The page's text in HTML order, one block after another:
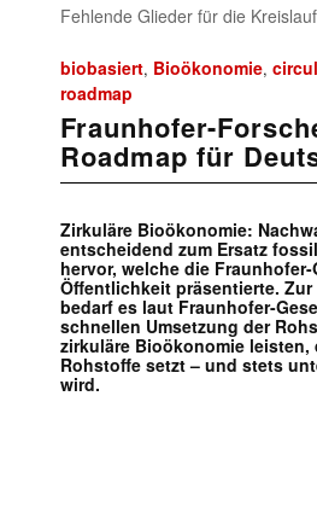
Fehlende Glieder für die
biobasiert, Bioökonomie,
roadmap
Fraunhofer-
Roadmap für
Zirkuläre Bioökonomie:
entscheidend zum Ersatz
hervor, welche die
Öffentlichkeit präsentierte.
bedarf es laut Fraunhofer-
schnellen Umsetzung der
zirkuläre Bioökonomie
Rohstoffe setzt – und stets
wird.